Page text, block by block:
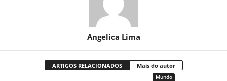
Angelica Lima
ARTIGOS RELACIONADOS Mais do autor
Mundo